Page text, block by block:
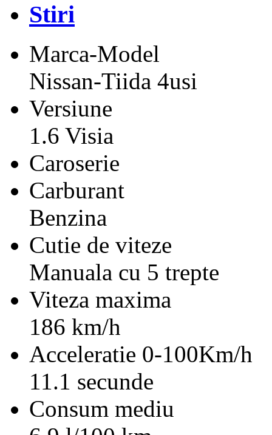
Stiri
Marca-Model
Nissan-Tiida 4usi
Versiune
1.6 Visia
Caroserie
Carburant
Benzina
Cutie de viteze
Manuala cu 5 trepte
Viteza maxima
186 km/h
Acceleratie 0-100Km/h
11.1 secunde
Consum mediu